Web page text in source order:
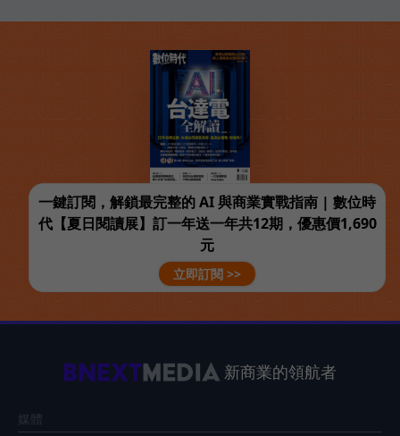
一鍵訂閱，解鎖最完整的 AI 與商業實戰指南 | 數位時
代【夏日閱讀展】訂一年送一年共12期，優惠價1,690
元
立即訂閱 >>
新商業的領航者
媒體